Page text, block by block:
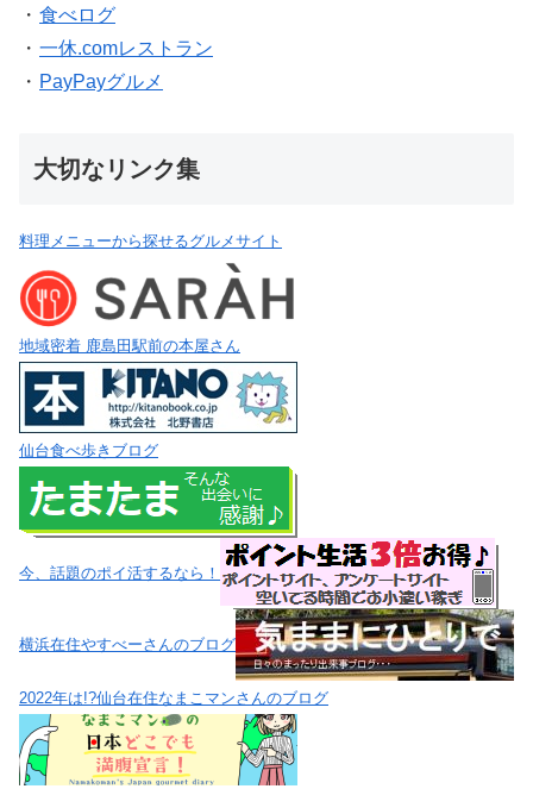
・ 食べログ
・ 一休.comレストラン
・ PayPayグルメ
大切なリンク集
料理メニューから探せるグルメサイト
地域密着 鹿島田駅前の本屋さん
仙台食べ歩きブログ
今、話題のポイ活するなら！
横浜在住やすべーさんのブログ
2022年は!?仙台在住なまこマンさんのブログ